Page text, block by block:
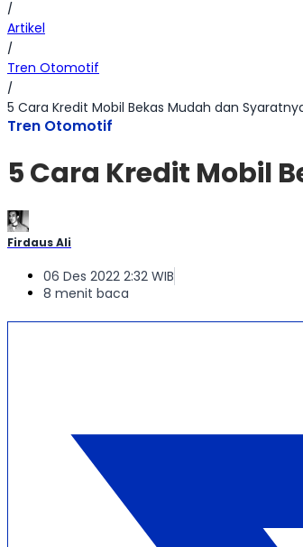
/
Artikel
/
Tren Otomotif
/
5 Cara Kredit Mobil Bekas Mudah dan
Tren Otomotif
5 Cara Kredit Mobil
Firdaus Ali
06 Des 2022 2:32 WIB
8 menit baca